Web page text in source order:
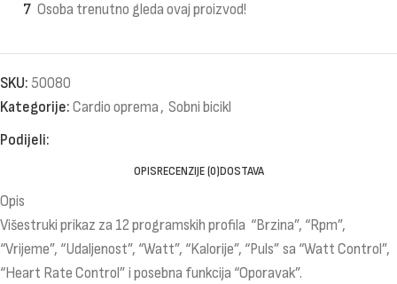
7 Osoba trenutno gleda ovaj proizvod!
SKU: 50080
Kategorije: Cardio oprema , Sobni bicikl
Podijeli:
OPISRECENZIJE (0)DOSTAVA
Opis
Višestruki prikaz za 12 programskih profila “Brzina”, “Rpm”,
“Vrijeme”, “Udaljenost”, “Watt”, “Kalorije”, “Puls” sa “Watt Control”,
“Heart Rate Control” i posebna funkcija “Oporavak”.